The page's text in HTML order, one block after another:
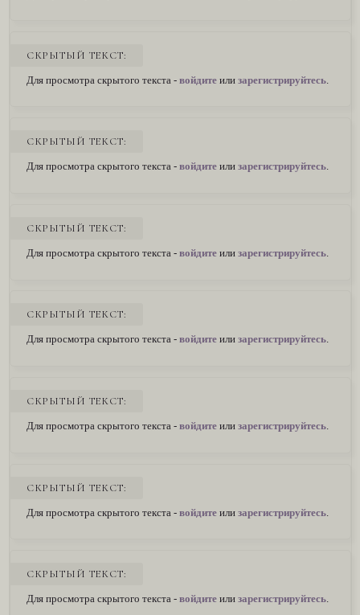
СКРЫТЫЙ ТЕКСТ:
Для просмотра скрытого текста - войдите или зарегистрируйтесь
СКРЫТЫЙ ТЕКСТ:
Для просмотра скрытого текста - войдите или зарегистрируйтесь.
СКРЫТЫЙ ТЕКСТ:
Для просмотра скрытого текста - войдите или зарегистрируйтесь
СКРЫТЫЙ ТЕКСТ:
Для просмотра скрытого текста - войдите или зарегистрируйтесь.
СКРЫТЫЙ ТЕКСТ:
Для просмотра скрытого текста - войдите или зарегистрируйтесь.
СКРЫТЫЙ ТЕКСТ:
Для просмотра скрытого текста - войдите или зарегистрируйтесь
СКРЫТЫЙ ТЕКСТ:
Для просмотра скрытого текста - войдите или зарегистрируйтесь.